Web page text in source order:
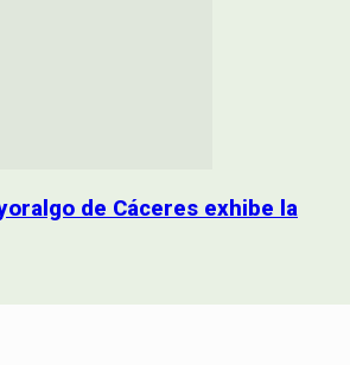
de Cáceres exhibe la